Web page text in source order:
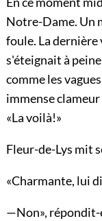
Notre-Dame. Un
foule. La
s'éteignait à
comme les
immense
«La voilà!»
Fleur-de-Lys mit
«Charmante, lui
—Non», répondit-